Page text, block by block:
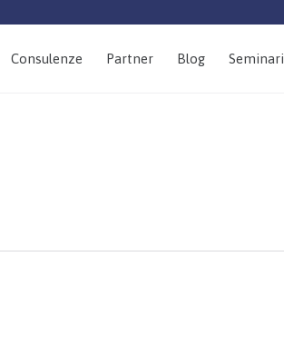
Consulenze Partner Blog Seminari